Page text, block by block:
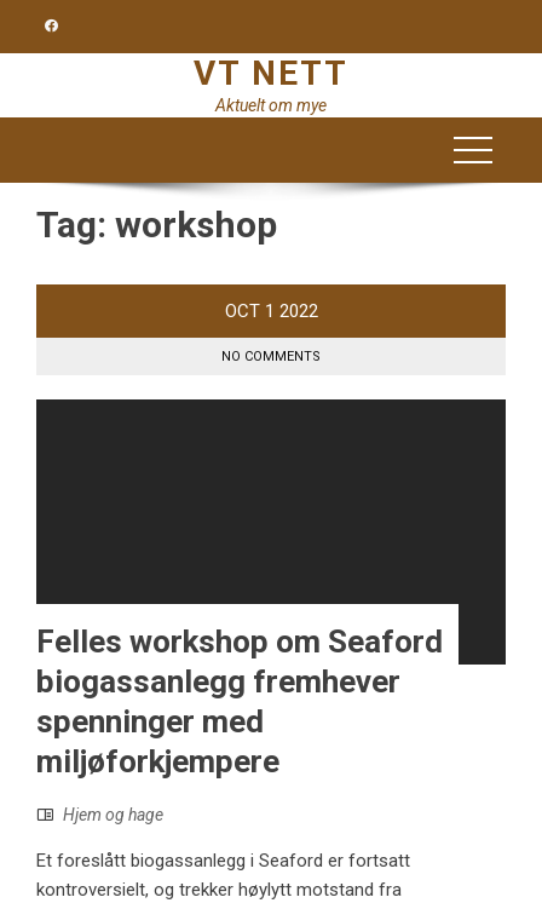
VT NETT
Aktuelt om mye
Tag: workshop
OCT 1 2022
NO COMMENTS
Felles workshop om Seaford
biogassanlegg fremhever
spenninger med
miljøforkjempere
Hjem og hage
Et foreslått biogassanlegg i Seaford er fortsatt
kontroversielt, og trekker høylytt motstand fra